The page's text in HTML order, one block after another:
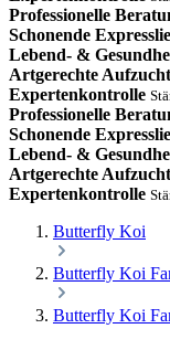
Professionelle
Schonende
Lebend- &
Artgerechte Aufzucht
Expertenkontrolle
Professionelle
Schonende
Lebend- &
Artgerechte Aufzucht
Expertenkontrolle
Butterfly Koi
Butterfly Koi
Butterfly Koi